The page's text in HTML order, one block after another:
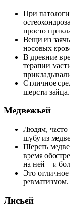
При
просто
Вещи из
носовых
В древние
терапии
Отличное
шерсти зайца.
Медвежьей
Людям, часто
шубу из
Шерсть
время
на ней – и
Это отличное
ревматизмом.
Лисьей